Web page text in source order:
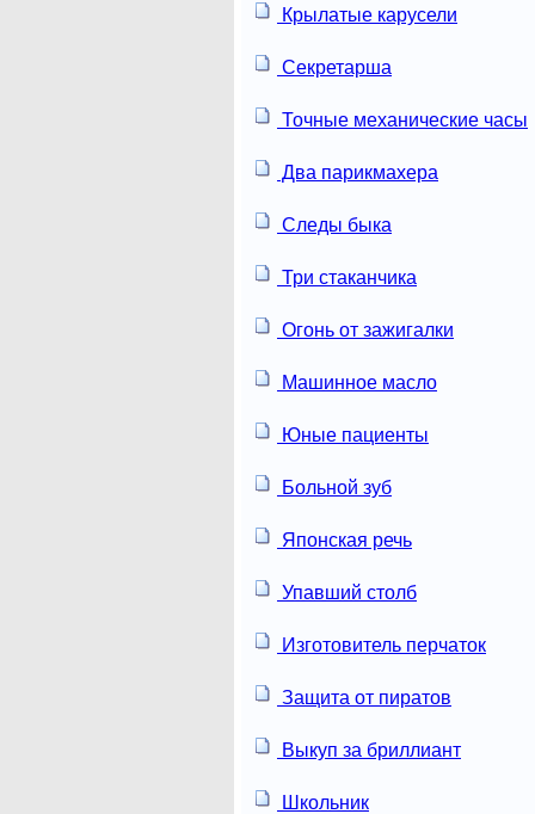
Крылатые карусели
Секретарша
Точные механические часы
Два парикмахера
Следы быка
Три стаканчика
Огонь от зажигалки
Машинное масло
Юные пациенты
Больной зуб
Японская речь
Упавший столб
Изготовитель перчаток
Защита от пиратов
Выкуп за бриллиант
Школьник